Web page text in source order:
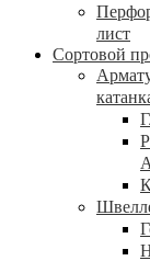
лист
Сортовой